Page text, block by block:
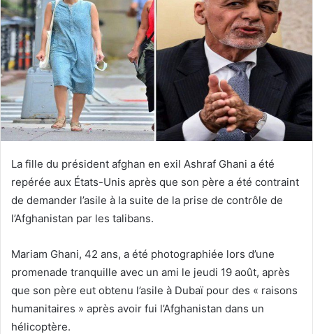
La fille du président afghan en exil Ashraf Ghani a été
repérée aux États-Unis après que son père a été contraint
de demander l’asile à la suite de la prise de contrôle de
l’Afghanistan par les talibans.
Mariam Ghani, 42 ans, a été photographiée lors d’une
promenade tranquille avec un ami le jeudi 19 août, après
que son père eut obtenu l’asile à Dubaï pour des « raisons
humanitaires » après avoir fui l’Afghanistan dans un
hélicoptère.